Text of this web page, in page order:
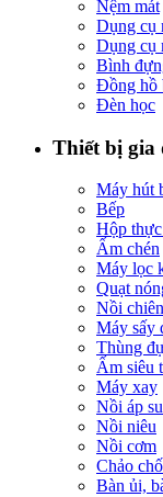
Nệm mát
Dụng cụ
Dụng cụ
Bình
Đồng hồ
Đèn học
Thiết bị gia
Máy hút
Bếp
Hộp
Ấm chén
Máy lọc
Quạt
Nồi chiên
Máy sấy
Thùng
Ấm siêu
Máy xay
Nồi áp
Nồi niêu
Nồi cơm
Chảo
Bàn ủi,